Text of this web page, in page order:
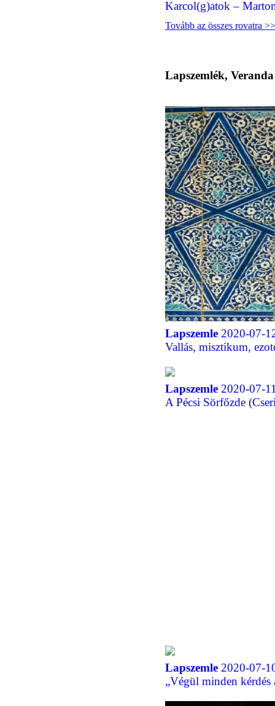
Karcol(g)atok –
Tovább az összes rovatra
Lapszemlék, Veranda
Lapszemle 2020-07-
Vallás, misztikum,
Lapszemle 2020-07-
A Pécsi Sörfőzde
Lapszemle 2020-07-
„Végül minden kérdés